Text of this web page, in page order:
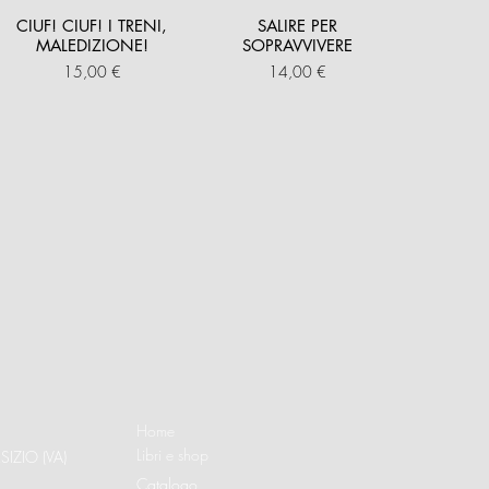
CIUF! CIUF! I TRENI,
MALEDIZIONE!
Prezzo
15,00 €
SALIRE PER
SOPRAVVIVERE
Prezzo
14,00 €
(VA)
Catalogo